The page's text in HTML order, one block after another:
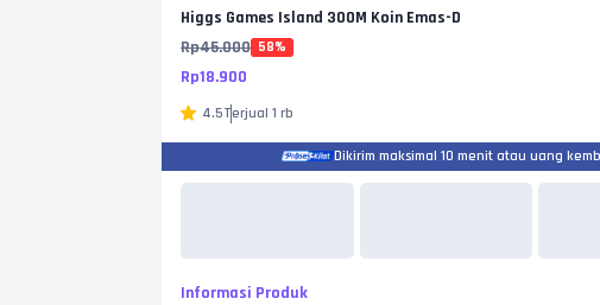
Higgs Games Island 300M Koin Emas-D
Rp45.000 58%
Rp18.900
4.5Terjual 1 rb
Dikirim maksimal 10 menit atau uang
Informasi Produk